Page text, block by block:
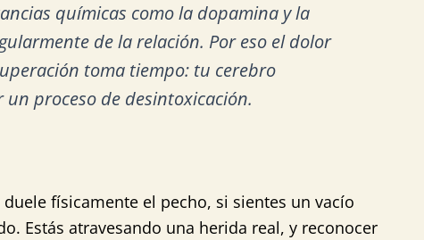
químicas como la dopamina y la
de la relación. Por eso el dolor
toma tiempo: tu cerebro
proceso de desintoxicación.
físicamente el pecho, si sientes un vacío
Estás atravesando una herida real, y reconocer